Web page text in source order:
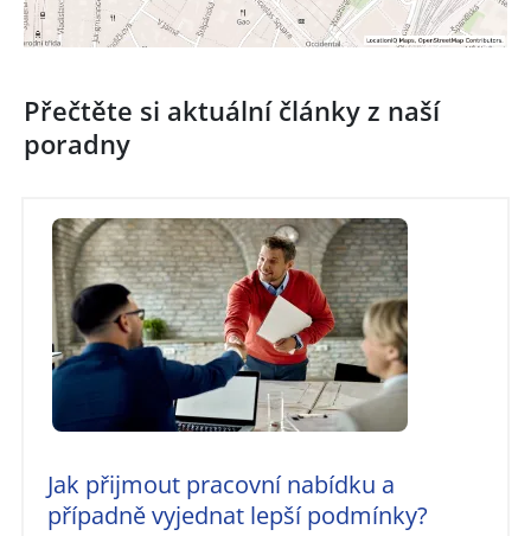
Přečtěte si aktuální články z naší
poradny
Jak přijmout pracovní nabídku a
případně vyjednat lepší podmínky?